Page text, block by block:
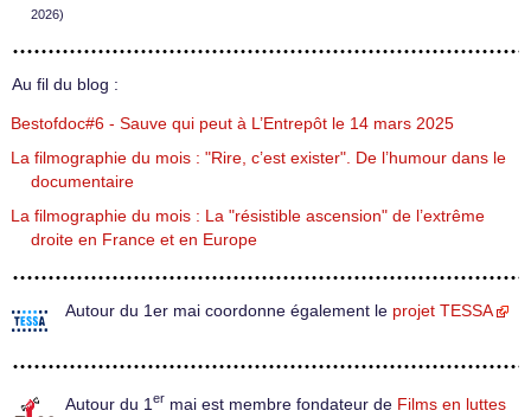
2026)
Au fil du blog :
Bestofdoc#6 - Sauve qui peut à L’Entrepôt le 14 mars 2025
La filmographie du mois : "Rire, c’est exister". De l’humour dans le
documentaire
La filmographie du mois : La "résistible ascension" de l’extrême
droite en France et en Europe
Autour du 1er mai coordonne également le projet TESSA
Autour du 1 er mai est membre fondateur de Films en luttes